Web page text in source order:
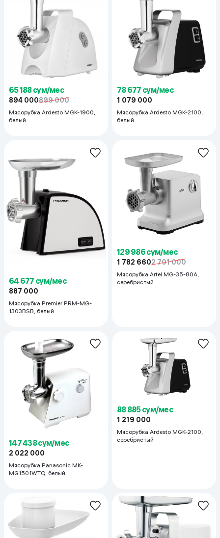
65 188 сум/мес
894 000899 000
Мясорубка Ardesto MGK-1900,
белый
78 677 сум/мес
1 079 000
Мясорубка Ardesto MGK-2100,
белый
64 677 сум/мес
887 000
Мясорубка Premier PRM-MG-
1303BSB, белый
129 986 сум/мес
1 782 6602 701 000
Мясорубка Artel MG-35-80A,
серебристый
147 438 сум/мес
2 022 000
Мясорубка Panasonic MK-
MG1501WTQ, белый
88 885 сум/мес
1 219 000
Мясорубка Ardesto MGK-2100,
серебристый